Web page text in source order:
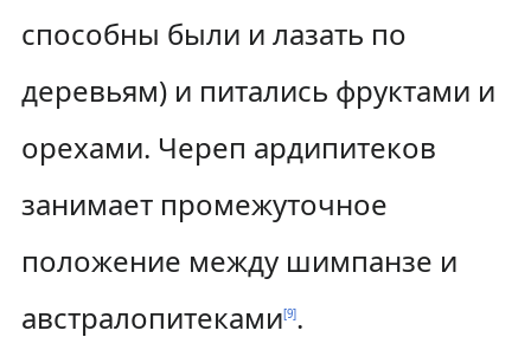
способны были и лазать по
деревьям) и питались фруктами и
орехами. Череп ардипитеков
занимает промежуточное
положение между шимпанзе и
австралопитеками[9].